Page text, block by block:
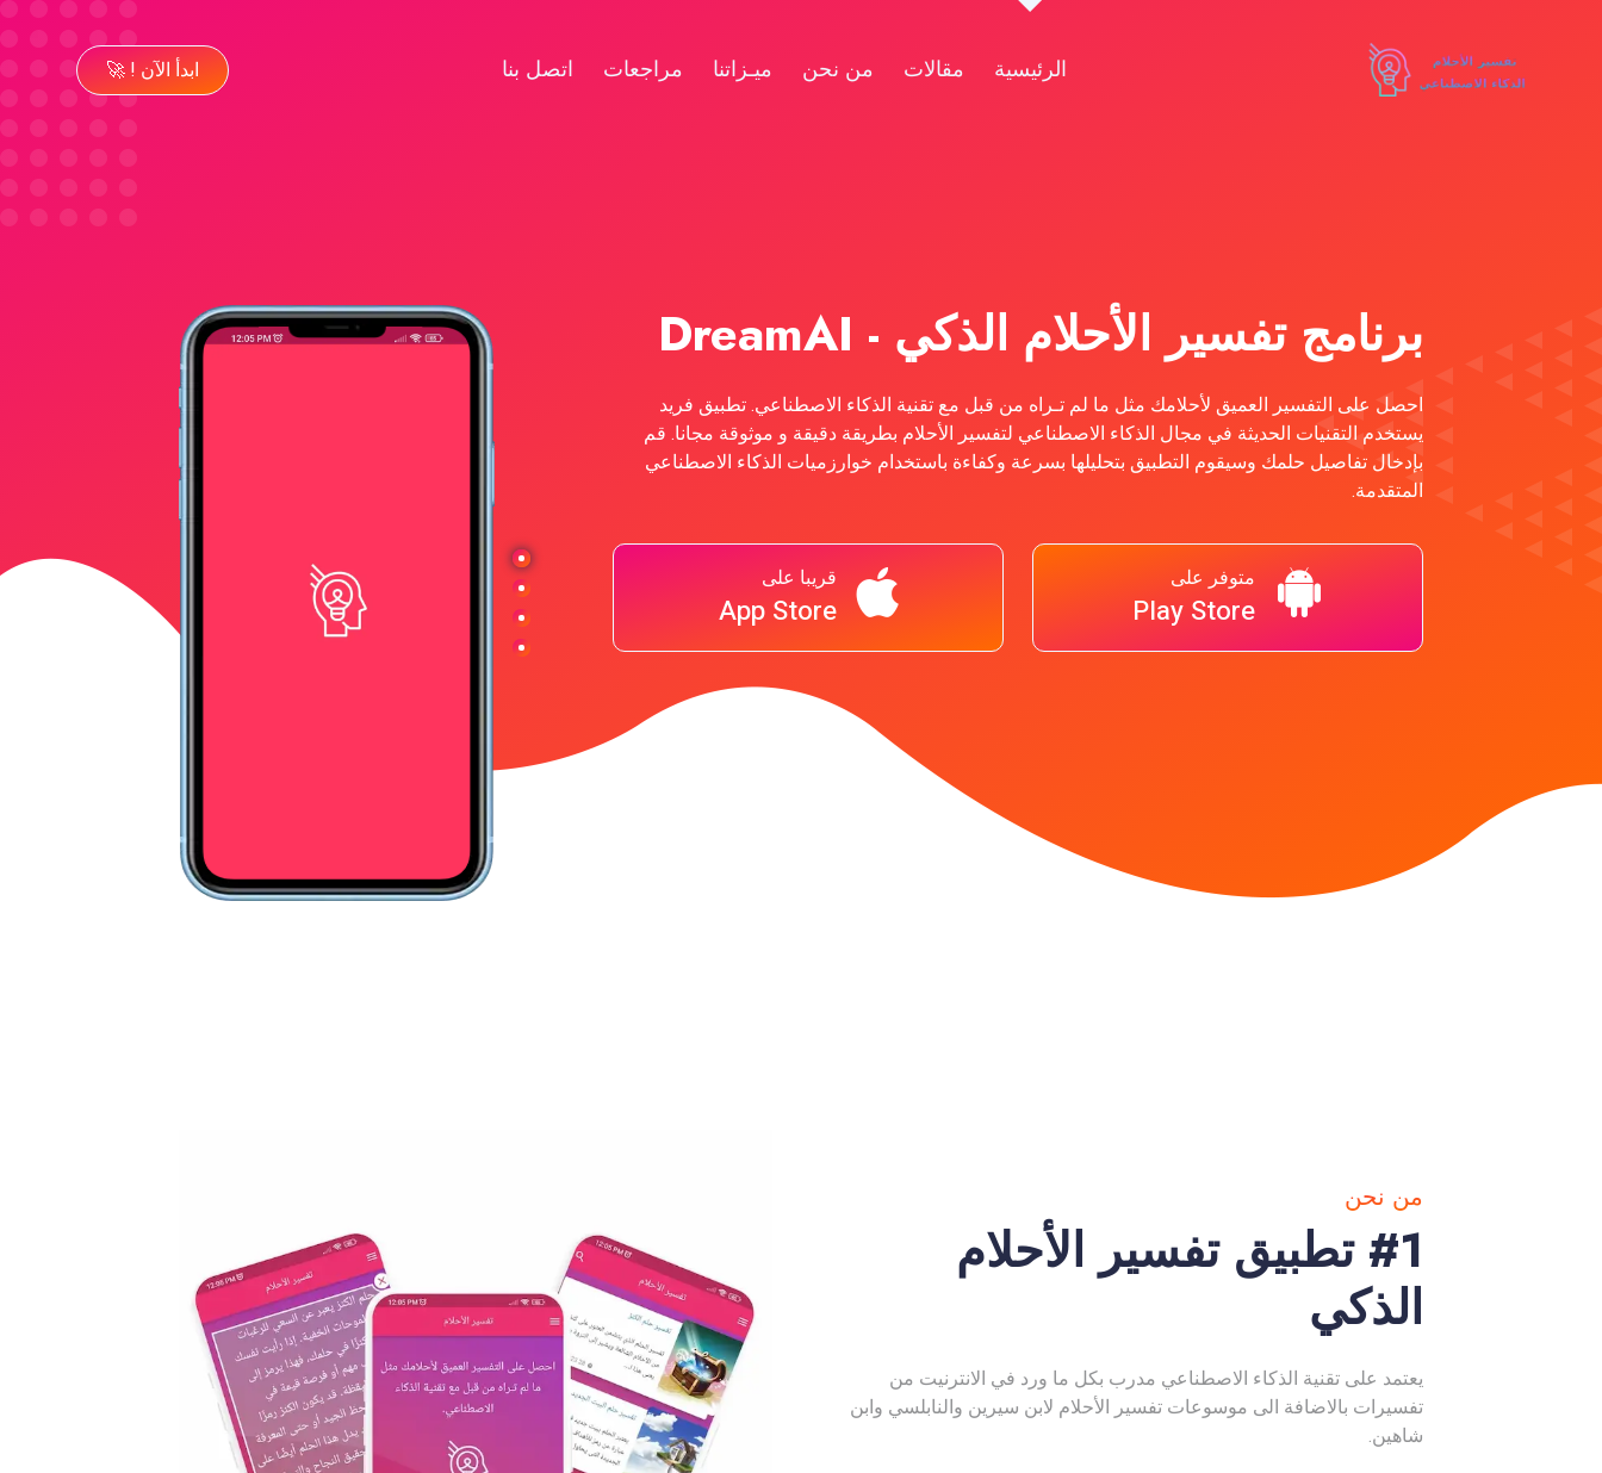
الرئيسية مقالات من نحن ميـزاتنا مراجعات اتصل بنا ابدأ الآن ! 🚀
برنامج تفسير الأحلام الذكي - DreamAI
احصل على التفسير العميق لأحلامك مثل ما لم تـراه من قبل مع تقنية الذكاء الاصطناعي. تطبيق فريد
يستخدم التقنيات الحديثة في مجال الذكاء الاصطناعي لتفسير الأحلام بطريقة دقيقة و موثوقة مجانا. قم
بإدخال تفاصيل حلمك وسيقوم التطبيق بتحليلها بسرعة وكفاءة باستخدام خوارزميات الذكاء الاصطناعي
المتقدمة.
متوفر على
Play Store
قريبا على
App Store
من نحن
#1 تطبيق تفسير الأحلام
الذكي
يعتمد على تقنية الذكاء الاصطناعي مدرب بكل ما ورد في الانترنيت من
تفسيرات بالاضافة الى موسوعات تفسير الأحلام لابن سيرين والنابلسي وابن
شاهين.